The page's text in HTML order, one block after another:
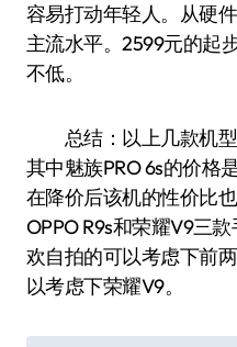
容易打动年轻人。从硬
主流水平。2599元的起
不低。
总结：以上几款机型
其中魅族PRO 6s的价格
在降价后该机的性价比
OPPO R9s和荣耀V9三
欢自拍的可以考虑下前
以考虑下荣耀V9。